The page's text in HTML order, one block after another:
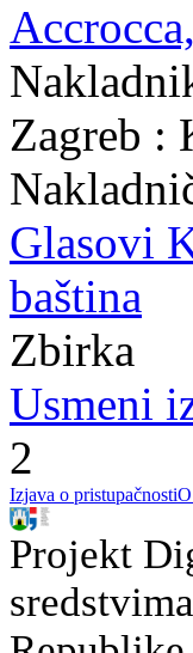
Zagreb :
Glasovi
baština
Zbirka
Usmeni
2
Izjava o pristupačnosti
Projekt